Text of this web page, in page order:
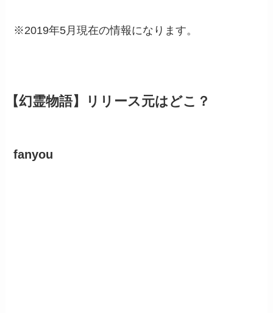
※2019年5月現在の情報になります。
【幻霊物語】リリース元はどこ？
fanyou